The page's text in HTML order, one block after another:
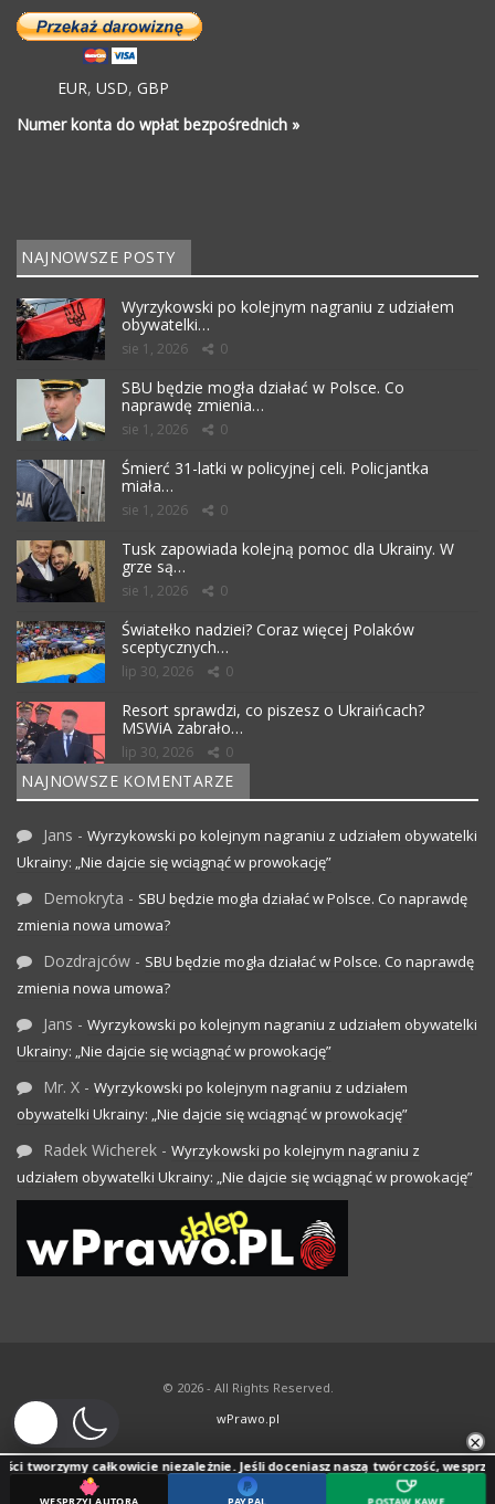
EUR, USD, GBP
Numer konta do wpłat bezpośrednich »
NAJNOWSZE POSTY
Wyrzykowski po kolejnym nagraniu z udziałem
obywatelki…
sie 1, 2026 0
SBU będzie mogła działać w Polsce. Co
naprawdę zmienia…
sie 1, 2026 0
Śmierć 31-latki w policyjnej celi. Policjantka
miała…
sie 1, 2026 0
Tusk zapowiada kolejną pomoc dla Ukrainy. W
grze są…
sie 1, 2026 0
Światełko nadziei? Coraz więcej Polaków
sceptycznych…
lip 30, 2026 0
Resort sprawdzi, co piszesz o Ukraińcach?
MSWiA zabrało…
lip 30, 2026 0
NAJNOWSZE KOMENTARZE
Jans - Wyrzykowski po kolejnym nagraniu z udziałem obywatelki
Ukrainy: „Nie dajcie się wciągnąć w prowokację”
Demokryta - SBU będzie mogła działać w Polsce. Co naprawdę
zmienia nowa umowa?
Dozdrajców - SBU będzie mogła działać w Polsce. Co naprawdę
zmienia nowa umowa?
Jans - Wyrzykowski po kolejnym nagraniu z udziałem obywatelki
Ukrainy: „Nie dajcie się wciągnąć w prowokację”
Mr. X - Wyrzykowski po kolejnym nagraniu z udziałem
obywatelki Ukrainy: „Nie dajcie się wciągnąć w prowokację”
Radek Wicherek - Wyrzykowski po kolejnym nagraniu z
udziałem obywatelki Ukrainy: „Nie dajcie się wciągnąć w prowokację”
© 2026 - All Rights Reserved.
wPrawo.pl
×
całkowicie niezależnie. Jeśli doceniasz naszą twórczość, wesprzyj jej